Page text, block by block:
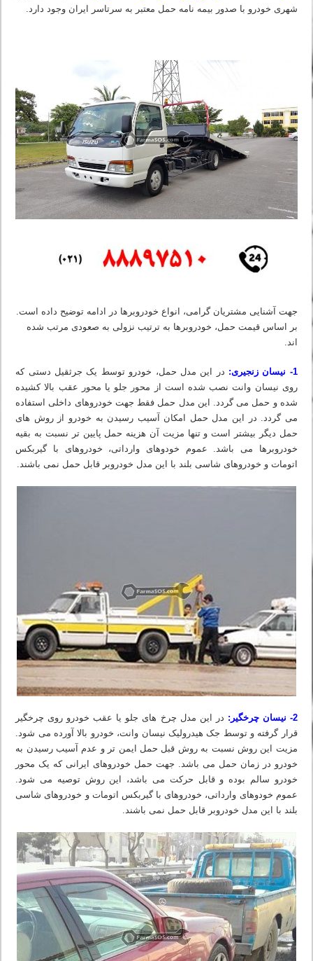
شهری خودرو با صدور بیمه نامه حمل معتبر به سرتاسر ایران وجود دارد.
جهت آشنایی مشتریان گرامی، انواع خودروبرها در ادامه توضیح داده است.
بر اساس قیمت حمل، خودروبرها به ترتیب نزولی به صعودی مرتب شده
اند.
1- نیسان زنجیری:
در این مدل حمل، خودرو توسط یک جرثقیل دستی که
روی نیسان وانت نصب شده است از محور جلو یا محور عقب بالا کشیده
شده و حمل می گردد. این مدل حمل فقط جهت خودروهای داخلی استفاده
می گردد. در این مدل حمل امکان آسیب رسیدن به خودرو از روش های
حمل دیگر بیشتر است و تنها مزیت آن هزینه حمل پایین تر نسبت به بقیه
خودروبرها می باشد. عموم خودوهای وارداتی، خودروهای با گیربکس
اتومات و خودروهای شاسی بلند با این مدل خودروبر قابل حمل نمی باشند.
2- نیسان چرخگیر:
در این مدل چرخ های جلو یا عقب خودرو روی چرخگیر
قرار گرفته و توسط جک هیدرولیک نیسان وانت، خودرو بالا آورده می شود.
مزیت این روش نسبت به روش قبل حمل ایمن تر و عدم آسیب رسیدن به
خودرو در زمان حمل می باشد. جهت حمل خودروهای ایرانی که یک محور
خودرو سالم بوده و قابل حرکت می باشد، این روش توصیه می شود.
عموم خودوهای وارداتی، خودروهای با گیربکس اتومات و خودروهای شاسی
بلند با این مدل خودروبر قابل حمل نمی باشند.